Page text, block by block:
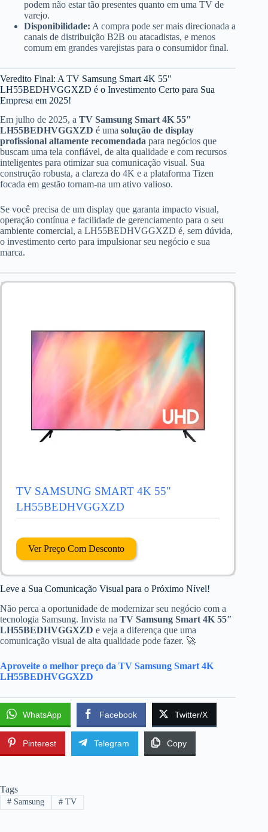
podem não estar tão presentes quanto em uma TV de
varejo.
Disponibilidade: A compra pode ser mais direcionada a
canais de distribuição B2B ou atacadistas, e menos
comum em grandes varejistas para o consumidor final.
Veredito Final: A TV Samsung Smart 4K 55″
LH55BEDHVGGXZD é o Investimento Certo para Sua
Empresa em 2025!
Em julho de 2025, a TV Samsung Smart 4K 55″
LH55BEDHVGGXZD é uma solução de display
profissional altamente recomendada para negócios que
buscam uma tela confiável, de alta qualidade e com recursos
inteligentes para otimizar sua comunicação visual. Sua
construção robusta, a clareza do 4K e a plataforma Tizen
focada em gestão tornam-na um ativo valioso.
Se você precisa de um display que garanta impacto visual,
operação contínua e facilidade de gerenciamento para o seu
ambiente comercial, a LH55BEDHVGGXZD é, sem dúvida,
o investimento certo para impulsionar seu negócio e sua
marca.
TV SAMSUNG SMART 4K 55"
LH55BEDHVGGXZD
Ver Preço Com Desconto
Leve a Sua Comunicação Visual para o Próximo Nível!
Não perca a oportunidade de modernizar seu negócio com a
tecnologia Samsung. Invista na TV Samsung Smart 4K 55″
LH55BEDHVGGXZD e veja a diferença que uma
comunicação visual de alta qualidade pode fazer. 🚀
Aproveite o melhor preço da TV Samsung Smart 4K
LH55BEDHVGGXZD
WhatsApp Facebook Twitter/X
Pinterest Telegram Copy
Tags
#Samsung #TV